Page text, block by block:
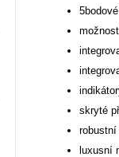
skryté
luxusní